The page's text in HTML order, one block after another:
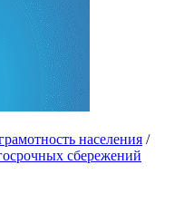
населения /
сбережений